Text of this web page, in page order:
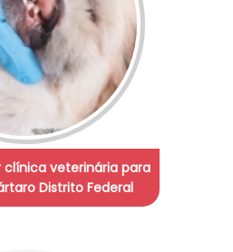
veterinária para
Distrito Federal